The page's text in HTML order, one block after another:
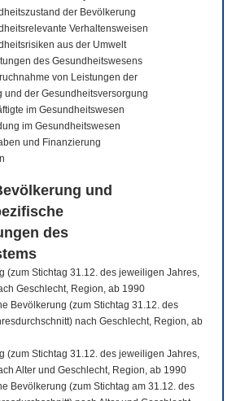
der Bevölkerung
Verhaltensweisen
aus der Umwelt
des Gesundheitswesens
von Leistungen der
und der Gesundheitsversorgung
im Gesundheitswesen
im Gesundheitswesen
und Finanzierung
und
des
(zum Stichtag 31.12. des jeweiligen Jahres,
Geschlecht, Region, ab 1990
Bevölkerung (zum Stichtag 31.12. des
nach Geschlecht, Region, ab
(zum Stichtag 31.12. des jeweiligen Jahres,
Alter und Geschlecht, Region, ab 1990
Bevölkerung (zum Stichtag am 31.12. des